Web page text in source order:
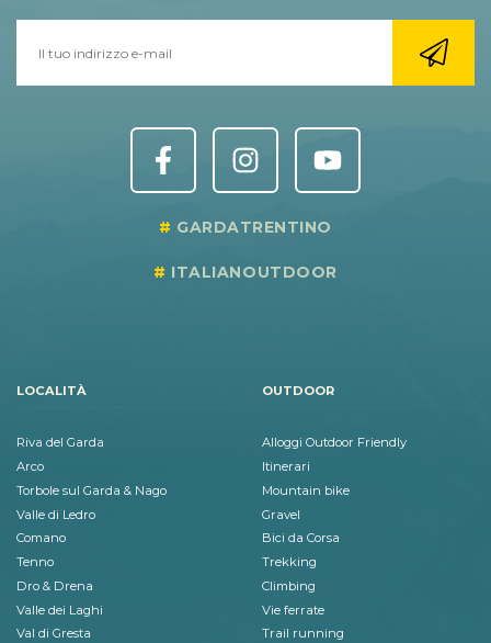
GARDATRENTINO
ITALIANOUTDOOR
LOCALITÀ
Riva del Garda
Arco
Torbole sul Garda & Nago
Valle di Ledro
Comano
Tenno
Dro & Drena
Valle dei Laghi
Val di Gresta
OUTDOOR
Alloggi Outdoor Friendly
Itinerari
Mountain bike
Gravel
Bici da Corsa
Trekking
Climbing
Vie ferrate
Trail running